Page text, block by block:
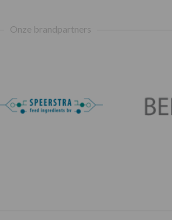
Onze brandpartners